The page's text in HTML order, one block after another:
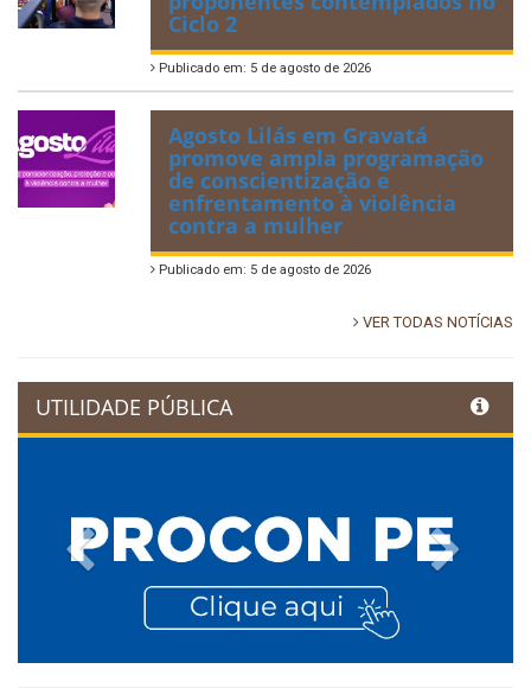
Ciclo 2
Publicado em: 5 de agosto de 2026
Agosto Lilás em Gravatá
promove ampla programação
de conscientização e
enfrentamento à violência
contra a mulher
Publicado em: 5 de agosto de 2026
VER TODAS NOTÍCIAS
UTILIDADE PÚBLICA
Previous